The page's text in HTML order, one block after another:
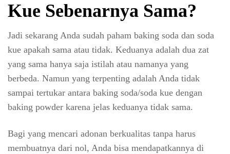
Kue Sebenarnya Sama?
Jadi sekarang Anda sudah paham baking soda dan soda
kue apakah sama atau tidak. Keduanya adalah dua zat
yang sama hanya saja istilah atau namanya yang
berbeda. Namun yang terpenting adalah Anda tidak
sampai tertukar antara baking soda/soda kue dengan
baking powder karena jelas keduanya tidak sama.
Bagi yang mencari adonan berkualitas tanpa harus
membuatnya dari nol, Anda bisa mendapatkannya di